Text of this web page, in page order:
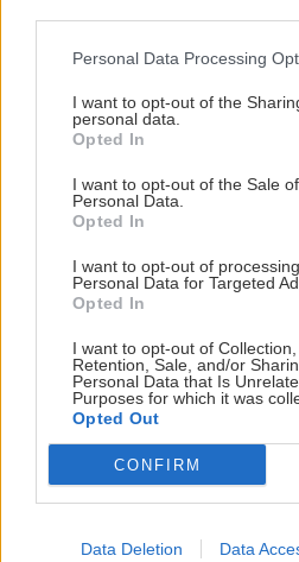
Personal Data Processing
I want to opt-out of the
personal data.
Opted In
I want to opt-out of the Sale
Personal Data.
Opted In
I want to opt-out of
Personal Data for Targeted
Opted In
I want to opt-out of Collection,
Retention, Sale, and/or
Personal Data that Is
Purposes for which it was
Opted Out
CONFIRM
Data Deletion Data
ΕΛΛΑΔΑ
Δολοφονία στην Κυψέλη:
πιστέψουμε», λένε
«υιοθετήσει» στη Λέσβο
ΚΟΣΜΟΣ
Ιράν: Αναφορές ότι ο
μπορεί να πεθάνει από
ΚΟΣΜΟΣ
Νύχτα τρόμου στην
τους Χούθι με 58 νεκρούς
Δήμας από
αεροδρόμιο να
ΕΛΛΑΔΑ
Χωρίς τις
53χρονη από